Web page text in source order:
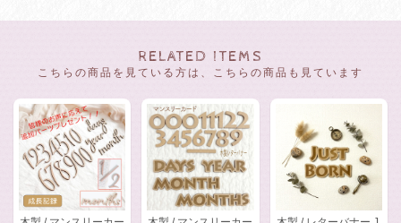
RELATED ITEMS
こちらの商品を見ている方は、こちらの商品も見ています